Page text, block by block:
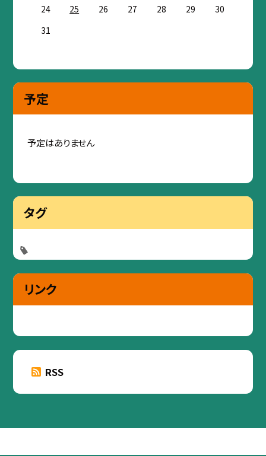
24
25 26 27 28 29
30
31
予定
予定はありません
タグ
リンク
RSS